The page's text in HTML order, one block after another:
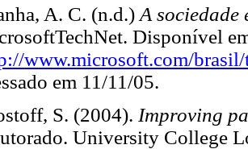
A. C. (n.d.) A sociedade
Disponível
www.microsoft.com/
em 11/11/05.
S. (2004). Improving
University College